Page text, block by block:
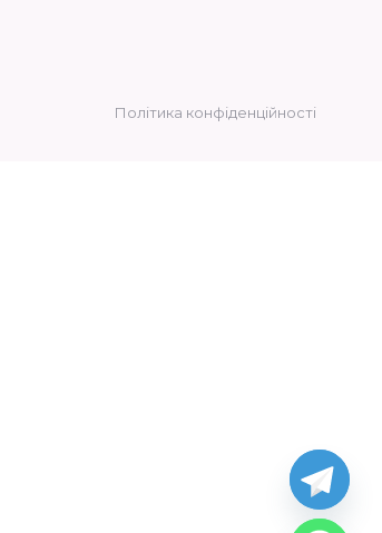
Політика конфіденційності